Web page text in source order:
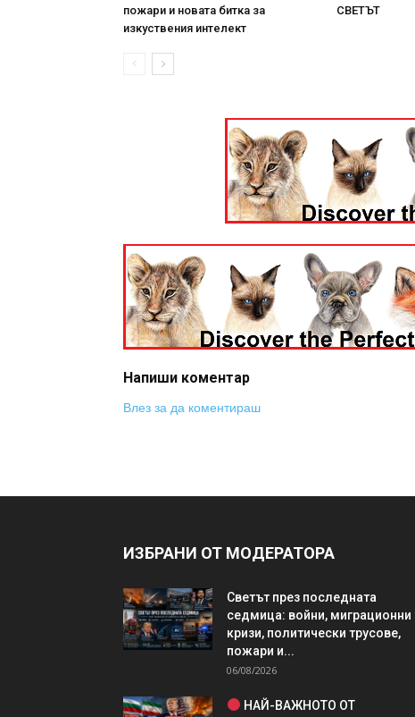
пожари и новата битка за
изкуствения интелект
СВЕТЪТ
Напиши коментар
Влез за да коментираш
ИЗБРАНИ ОТ МОДЕРАТОРА
Светът през последната
седмица: войни, миграционни
кризи, политически трусове,
пожари и...
06/08/2026
НАЙ-ВАЖНОТО ОТ